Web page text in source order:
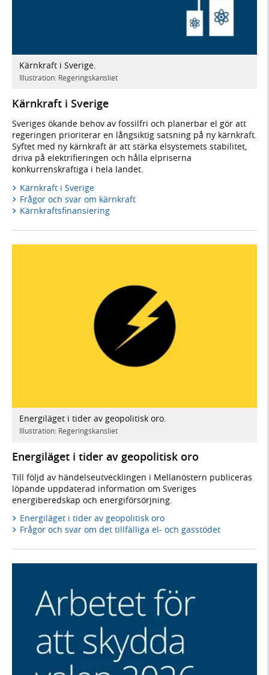
Kärnkraft i Sverige.
Illustration: Regeringskansliet
Kärnkraft i Sverige
Sveriges ökande behov av fossilfri och planerbar el gör att
regeringen prioriterar en långsiktig satsning på ny kärnkraft.
Syftet med ny kärnkraft är att stärka elsystemets stabilitet,
driva på elektrifieringen och hålla elpriserna
konkurrenskraftiga i hela landet.
Kärnkraft i Sverige
Frågor och svar om kärnkraft
Kärnkraftsfinansiering
Energiläget i tider av geopolitisk oro.
Illustration: Regeringskansliet
Energiläget i tider av geopolitisk oro
Till följd av händelseutvecklingen i Mellanöstern publiceras
löpande uppdaterad information om Sveriges
energiberedskap och energiförsörjning.
Energiläget i tider av geopolitisk oro
Frågor och svar om det tillfälliga el- och gasstödet